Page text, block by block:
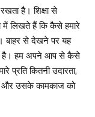
है। शिक्षा से
में लिखते हैं कि कैसे हमारे
बाहर से देखने पर यह
है। हम अपने आप से कैसे
प्रति कितनी उदारता,
और उसके कामकाज को